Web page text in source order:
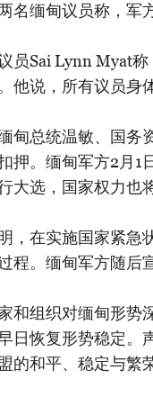
名缅甸议员称，军
员Sai Lynn Myat
他说，所有议员身
甸总统温敏、国务
押。缅甸军方2月1
大选，国家权力也
，在实施国家紧急
程。缅甸军方随后
和组织对缅甸形势
日恢复形势稳定。
的和平、稳定与繁